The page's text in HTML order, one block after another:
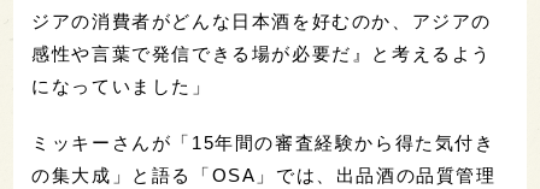
ジアの消費者がどんな日本酒を好むのか、アジアの
感性や言葉で発信できる場が必要だ』と考えるよう
になっていました」
ミッキーさんが「15年間の審査経験から得た気付き
の集大成」と語る「OSA」では、出品酒の品質管理